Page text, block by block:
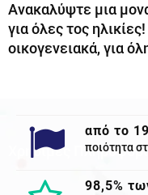
Ανακαλύψτε μια
για όλες τος
οικογενειακά, για
Χρησιμες
από το
ποιότητα
98,5%